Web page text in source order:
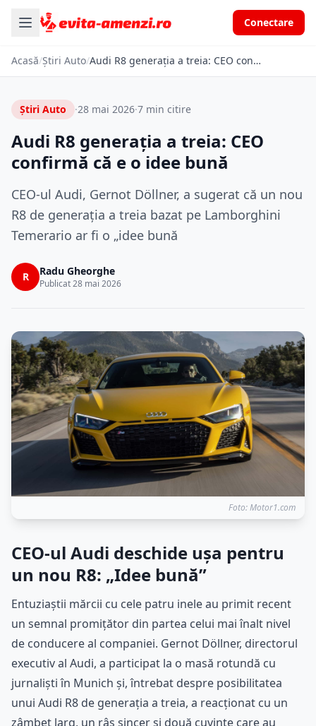
Conectare
Acasă/Știri Auto/ Audi R8 generația a treia: CEO confirmă că e o idee bună
Știri Auto ·28 mai 2026·7 min citire
Audi R8 generația a treia: CEO
confirmă că e o idee bună
CEO-ul Audi, Gernot Döllner, a sugerat că un nou
R8 de generația a treia bazat pe Lamborghini
Temerario ar fi o „idee bună
R Radu Gheorghe
Publicat 28 mai 2026
Foto: Motor1.com
CEO-ul Audi deschide ușa pentru
un nou R8: „Idee bună”
Entuziaștii mărcii cu cele patru inele au primit recent
un semnal promițător din partea celui mai înalt nivel
de conducere al companiei. Gernot Döllner, directorul
executiv al Audi, a participat la o masă rotundă cu
jurnaliști în Munich și, întrebat despre posibilitatea
unui Audi R8 de generația a treia, a reacționat cu un
zâmbet larg, un râs sincer și două cuvinte care au